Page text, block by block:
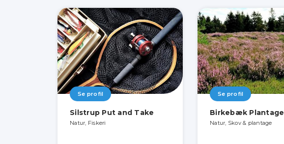
Se profil
Silstrup Put and Take
Natur, Fiskeri
Se profil
Birkebæk Plantage
Natur, Skov & plantage